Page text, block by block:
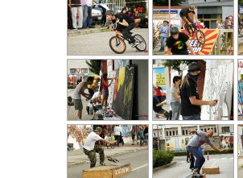
1 2
Zdieľajte článok:
X Facebook